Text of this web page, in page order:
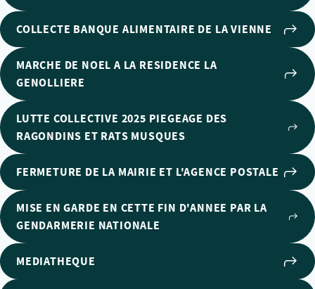
COLLECTE BANQUE ALIMENTAIRE DE LA VIENNE
MARCHE DE NOEL A LA RESIDENCE LA
GENOLLIERE
LUTTE COLLECTIVE 2025 PIEGEAGE DES
RAGONDINS ET RATS MUSQUES
FERMETURE DE LA MAIRIE ET L'AGENCE POSTALE
MISE EN GARDE EN CETTE FIN D'ANNEE PAR LA
GENDARMERIE NATIONALE
MEDIATHEQUE